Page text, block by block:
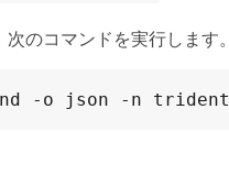
のコマンドを実行します。
-o json -n trident